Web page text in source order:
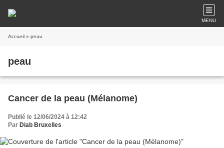
MENU
Accueil » peau
peau
Cancer de la peau (Mélanome)
Publié le 12/06/2024 à 12:42
Par Diab Bruxelles